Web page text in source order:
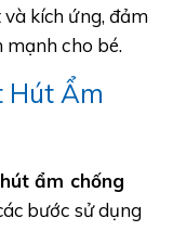
kích ứng, đảm
cho bé.
Hút Ẩm
ẩm chống
bước sử dụng